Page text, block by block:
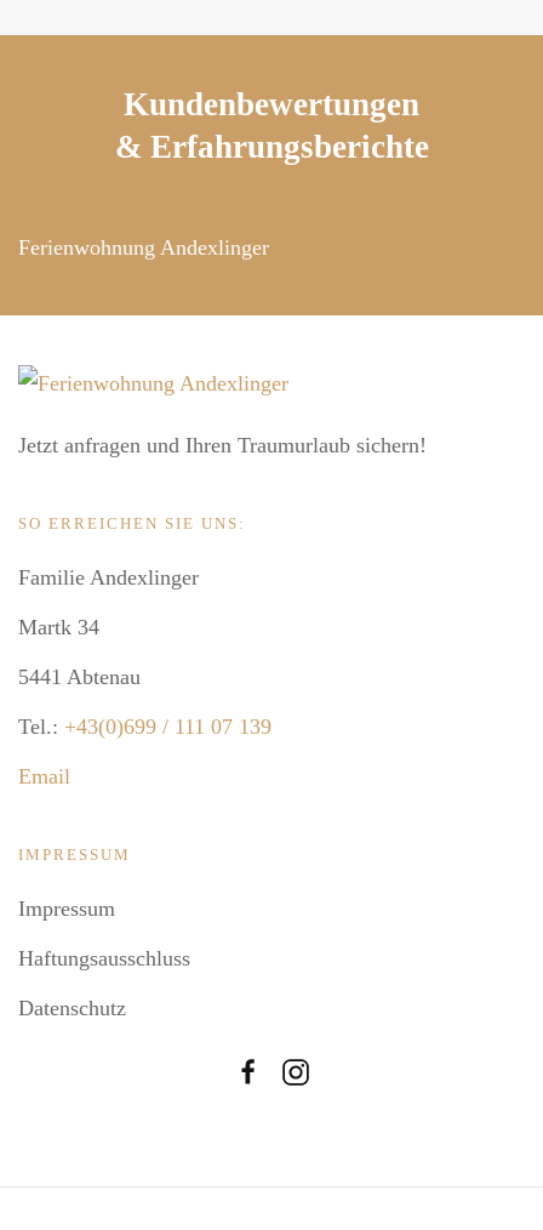
Kundenbewertungen
& Erfahrungsberichte
Ferienwohnung Andexlinger
Jetzt anfragen und Ihren Traumurlaub sichern!
SO ERREICHEN SIE UNS:
Familie Andexlinger
Martk 34
5441 Abtenau
Tel.: +43(0)699 / 111 07 139
Email
IMPRESSUM
Impressum
Haftungsausschluss
Datenschutz